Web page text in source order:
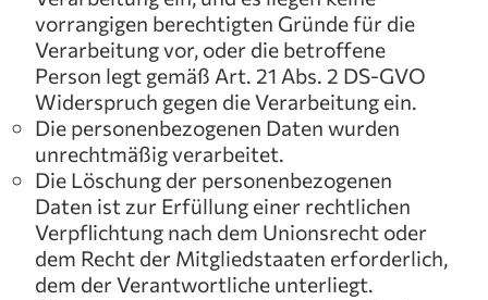
vorrangigen berechtigten Gründe für die
Verarbeitung vor, oder die betroffene
Person legt gemäß Art. 21 Abs. 2 DS-GVO
Widerspruch gegen die Verarbeitung ein.
Die personenbezogenen Daten wurden
unrechtmäßig verarbeitet.
Die Löschung der personenbezogenen
Daten ist zur Erfüllung einer rechtlichen
Verpflichtung nach dem Unionsrecht oder
dem Recht der Mitgliedstaaten erforderlich,
dem der Verantwortliche unterliegt.